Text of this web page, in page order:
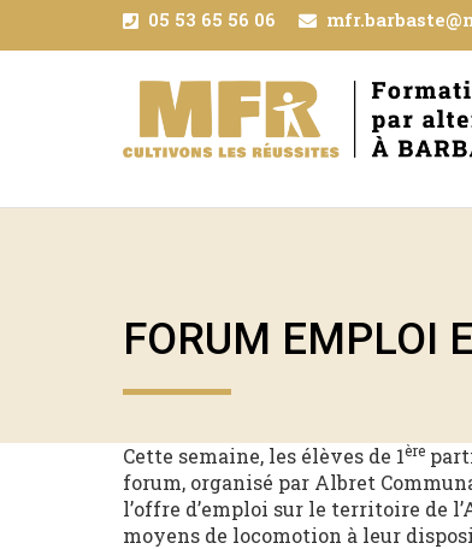
05 53 65 56 06
FORUM EMPLOI
Cette semaine, les élèves de 1ère
forum, organisé par Albret
l’offre d’emploi sur le territoire de
moyens de locomotion à leur